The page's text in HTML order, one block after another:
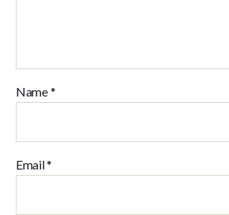
Name*
Email*